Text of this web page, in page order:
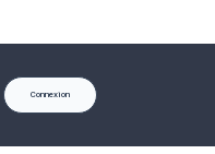
Connexion